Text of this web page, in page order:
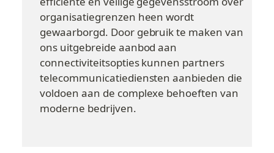
organisatiegrenzen heen wordt
gewaarborgd. Door gebruik te maken van
ons uitgebreide aanbod aan
connectiviteitsopties kunnen partners
telecommunicatiediensten aanbieden die
voldoen aan de complexe behoeften van
moderne bedrijven.